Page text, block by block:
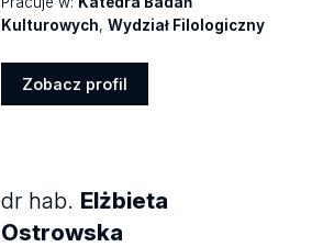
Kulturowych,Wydział Filologiczny
Zobacz profil
dr hab. Elżbieta
Ostrowska